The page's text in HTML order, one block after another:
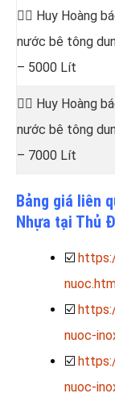
👷‍♂️ Huy Hoàng
nước bê tông
– 5000 Lít
👷‍♂️ Huy Hoàng
nước bê tông
– 7000 Lít
Bảng giá liên
Nhựa tại Thủ
☑️
☑️
nuoc-
☑️
nuoc-